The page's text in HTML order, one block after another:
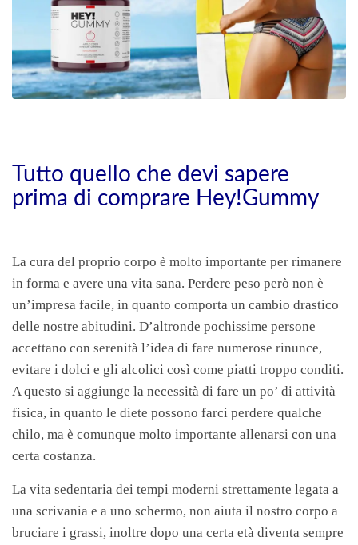
Tutto quello che devi sapere
prima di comprare Hey!Gummy
La cura del proprio corpo è molto importante per rimanere
in forma e avere una vita sana. Perdere peso però non è
un’impresa facile, in quanto comporta un cambio drastico
delle nostre abitudini. D’altronde pochissime persone
accettano con serenità l’idea di fare numerose rinunce,
evitare i dolci e gli alcolici così come piatti troppo conditi.
A questo si aggiunge la necessità di fare un po’ di attività
fisica, in quanto le diete possono farci perdere qualche
chilo, ma è comunque molto importante allenarsi con una
certa costanza.
La vita sedentaria dei tempi moderni strettamente legata a
una scrivania e a uno schermo, non aiuta il nostro corpo a
bruciare i grassi, inoltre dopo una certa età diventa sempre